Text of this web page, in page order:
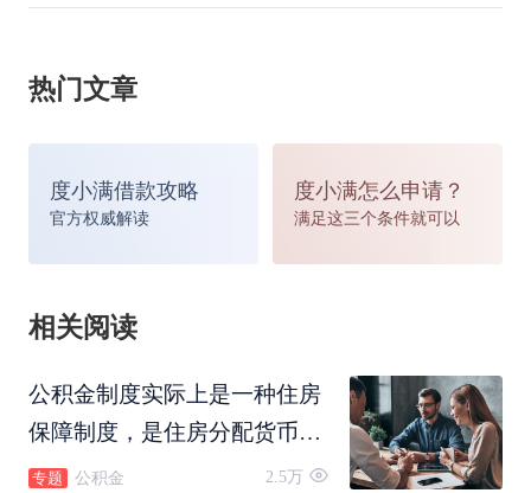
退休金的意愿自然更高。
面对不确定未来的人们，自然更倾向于把握住现
热门文章
度小满借款攻略
官方权威解读
度小满怎么申请？
满足这三个条件就可以
相关阅读
公积金制度实际上是一种住房
保障制度，是住房分配货币化
的一种形式，是国家法律规定
专题 公积金 2.5万